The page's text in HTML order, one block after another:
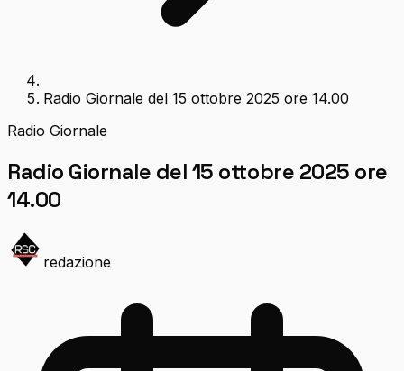
Radio Giornale del 15 ottobre 2025 ore 14.00
Radio Giornale
Radio Giornale del 15 ottobre 2025 ore
14.00
redazione